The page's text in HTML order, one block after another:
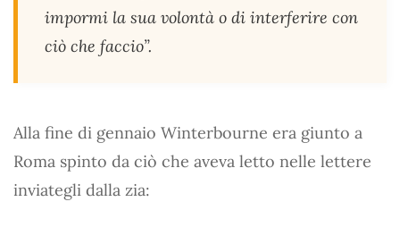
impormi la sua volontà o di interferire con
ciò che faccio”.
Alla fine di gennaio Winterbourne era giunto a
Roma spinto da ciò che aveva letto nelle lettere
inviategli dalla zia: